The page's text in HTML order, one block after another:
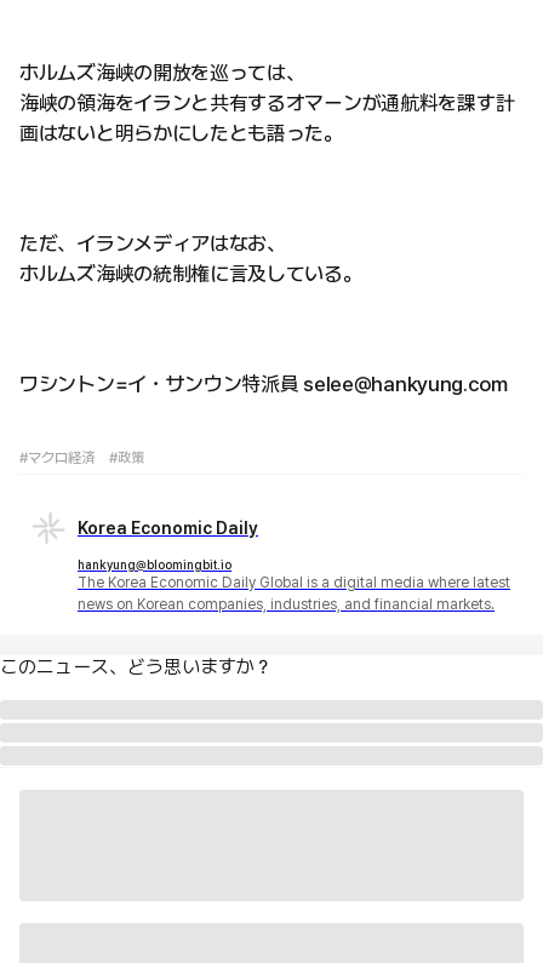
ホルムズ海峡の開放を巡っては、
海峡の領海をイランと共有するオマーンが通航料を課す計
画はないと明らかにしたとも語った。
ただ、イランメディアはなお、
ホルムズ海峡の統制権に言及している。
ワシントン=イ・サンウン特派員 selee@hankyung.com
#マクロ経済 #政策
Korea Economic Daily
hankyung@bloomingbit.io
The Korea Economic Daily Global is a digital media where latest
news on Korean companies, industries, and financial markets.
このニュース、どう思いますか？